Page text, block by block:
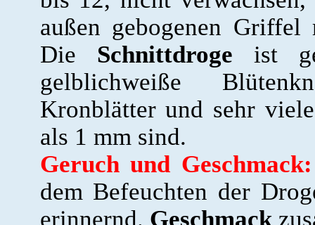
außen gebogenen
Die Schnittdroge ist
gelblichweiße
Kronblätter und sehr
als 1 mm sind.
Geruch und Geschmack:
dem Befeuchten der
erinnernd. Geschmack